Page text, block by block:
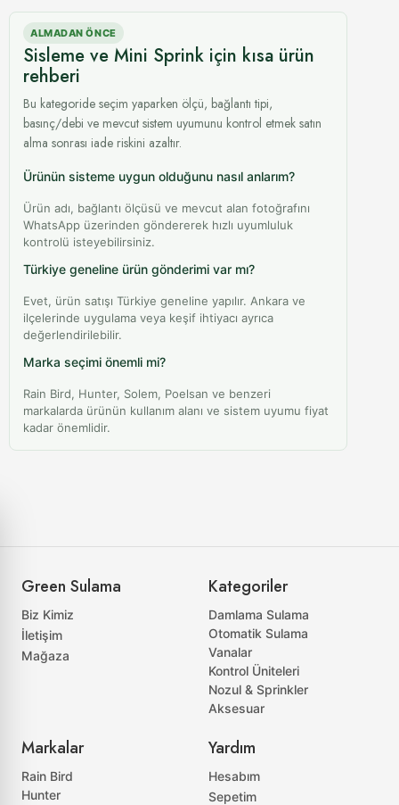
ALMADAN ÖNCE
Sisleme ve Mini Sprink için kısa ürün
rehberi
Bu kategoride seçim yaparken ölçü, bağlantı tipi,
basınç/debi ve mevcut sistem uyumunu kontrol etmek satın
alma sonrası iade riskini azaltır.
Ürünün sisteme uygun olduğunu nasıl anlarım?
Ürün adı, bağlantı ölçüsü ve mevcut alan fotoğrafını
WhatsApp üzerinden göndererek hızlı uyumluluk
kontrolü isteyebilirsiniz.
Türkiye geneline ürün gönderimi var mı?
Evet, ürün satışı Türkiye geneline yapılır. Ankara ve
ilçelerinde uygulama veya keşif ihtiyacı ayrıca
değerlendirilebilir.
Marka seçimi önemli mi?
Rain Bird, Hunter, Solem, Poelsan ve benzeri
markalarda ürünün kullanım alanı ve sistem uyumu fiyat
kadar önemlidir.
Green Sulama
Biz Kimiz
İletişim
Mağaza
Kategoriler
Damlama Sulama
Otomatik Sulama
Vanalar
Kontrol Üniteleri
Nozul & Sprinkler
Aksesuar
Markalar
Rain Bird
Hunter
Yardım
Hesabım
Sepetim